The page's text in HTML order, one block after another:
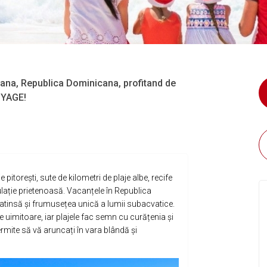
Republica Dominicana, profitand de
pitorești, sute de kilometri de plaje albe, recife
prietenoasă. Vacanțele în Republica
și frumusețea unică a lumii subacvatice.
uimitoare, iar plajele fac semn cu curățenia și
să vă aruncați în vara blândă și